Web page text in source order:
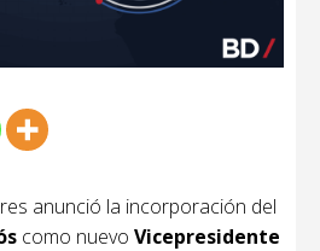
anunció la incorporación del
como nuevo Vicepresidente